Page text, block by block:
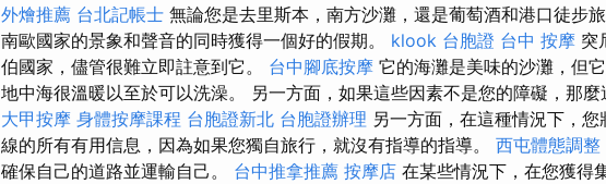
外燴推薦 台北記帳士 無論您是去里斯本，南方沙灘，還是葡萄酒和港口徒步
南歐國家的景象和聲音的同時獲得一個好的假期。 klook 台胞證 台中 按摩 突
伯國家，儘管很難立即註意到它。 台中腳底按摩 它的海灘是美味的沙灘，但
地中海很溫暖以至於可以洗澡。 另一方面，如果這些因素不是您的障礙，那麼
大甲按摩 身體按摩課程 台胞證新北 台胞證辦理 另一方面，在這種情況下，
線的所有有用信息，因為如果您獨自旅行，就沒有指導的指導。 西屯體態調整
確保自己的道路並運輸自己。 台中推拿推薦 按摩店 在某些情況下，在您獲得